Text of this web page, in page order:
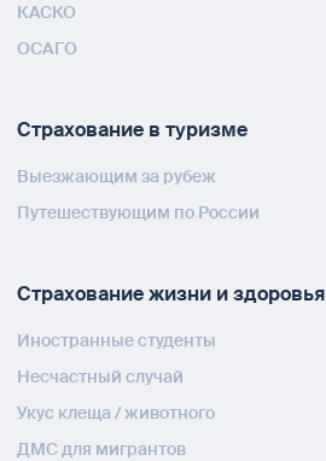
КАСКО
ОСАГО
Страхование в туризме
Выезжающим за рубеж
Путешествующим по России
Страхование жизни и здоровья
Иностранные студенты
Несчастный случай
Укус клеща / животного
ДМС для мигрантов